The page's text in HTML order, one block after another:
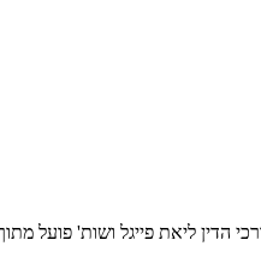
הדין ליאת פייגל ושות' פועל